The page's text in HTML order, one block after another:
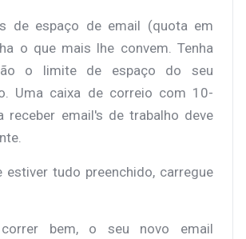
de espaço de email (quota em
o que mais lhe convem. Tenha
o limite de espaço do seu
Uma caixa de correio com 10-
receber email's de trabalho deve
estiver tudo preenchido, carregue
bem, o seu novo email